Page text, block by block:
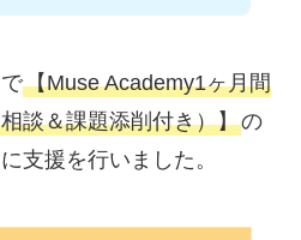
【Muse Academy1ヶ月間
談＆課題添削付き）】の
支援を行いました。